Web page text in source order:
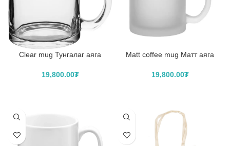
Clear mug Тунгалаг аяга
19,800.00₮
Matt coffee mug Матт аяга
19,800.00₮